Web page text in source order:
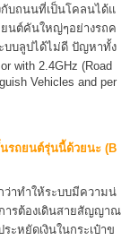
บถนนที่เป็นโคลนได้แ
นต์คันใหญ่ๆอย่างรถค
บบลูปได้ไม่ดี ปัญหาทั้ง
with 2.4GHz (Road
Vehicles and per
นรถยนต์รุ่นนี้ด้วยนะ (B
าทำให้ระบบมีความน่
ารต้องเดินสายสัญญาณ
ะหยัดเงินในกระเป๋าข